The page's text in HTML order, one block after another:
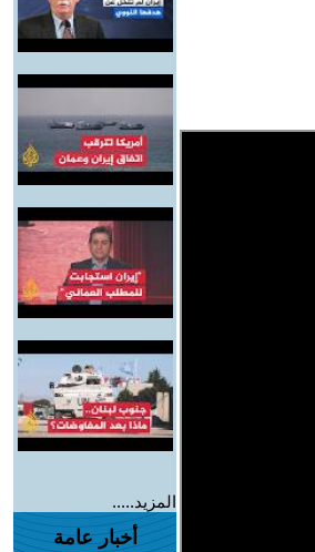
المزيد.....
أخبار عامة